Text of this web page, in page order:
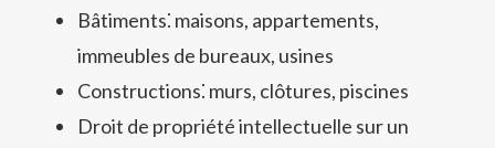
Bâtiments⁚ maisons, appartements,
immeubles de bureaux, usines
Constructions⁚ murs, clôtures, piscines
Droit de propriété intellectuelle sur un